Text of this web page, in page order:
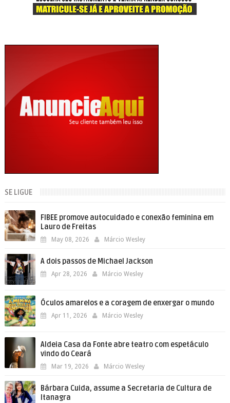
SE LIGUE
FIBEE promove autocuidado e conexão feminina em
Lauro de Freitas
May 08, 2026 Márcio Wesley
A dois passos de Michael Jackson
Apr 28, 2026 Márcio Wesley
Óculos amarelos e a coragem de enxergar o mundo
Apr 11, 2026 Márcio Wesley
Aldeia Casa da Fonte abre teatro com espetáculo
vindo do Ceará
Mar 19, 2026 Márcio Wesley
Bárbara Cuida, assume a Secretaria de Cultura de
Itanagra